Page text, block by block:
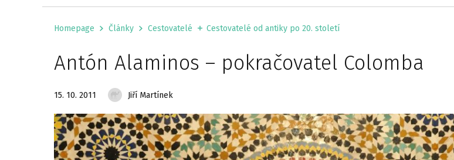
Homepage Články Cestovatelé Cestovatelé od antiky po 20. století
Antón Alaminos – pokračovatel Colomba
15. 10. 2011 Jiří Martínek